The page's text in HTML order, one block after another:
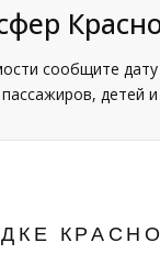
сообщите
детей